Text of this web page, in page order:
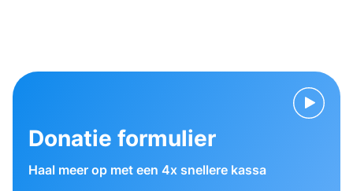
Donatie formulier
Haal meer op met een 4x snellere kassa